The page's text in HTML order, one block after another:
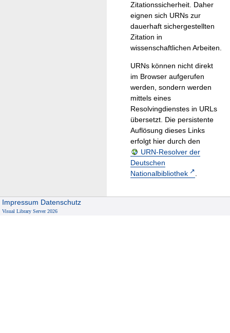
Zitationssicherheit. Daher
eignen sich URNs zur
dauerhaft sichergestellten
Zitation in
wissenschaftlichen Arbeiten.
URNs können nicht direkt
im Browser aufgerufen
werden, sondern werden
mittels eines
Resolvingdienstes in URLs
übersetzt. Die persistente
Auflösung dieses Links
erfolgt hier durch den
URN-Resolver der
Deutschen
Nationalbibliothek
.
Impressum Datenschutz
Visual Library Server 2026